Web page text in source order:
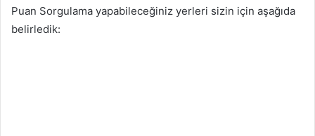
Puan Sorgulama yapabileceğiniz yerleri sizin için aşağıda
belirledik: